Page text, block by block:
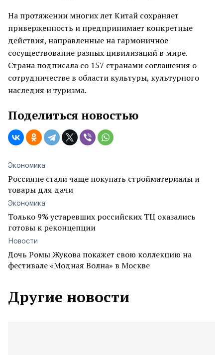
На протяжении многих лет Китай сохраняет
приверженность и предпринимает конкретные
действия, направленные на гармоничное
сосуществование разных цивилизаций в мире.
Страна подписала со 157 странами соглашения о
сотрудничестве в области культуры, культурного
наследия и туризма.
Поделиться новостью
Экономика
Россияне стали чаще покупать стройматериалы и
товары для дачи
Экономика
Только 9% устаревших российских ТЦ оказались
готовы к реконцепции
Новости
Дочь Ромы Жукова покажет свою коллекцию на
фестивале «Модная Волна» в Москве
Другие новости